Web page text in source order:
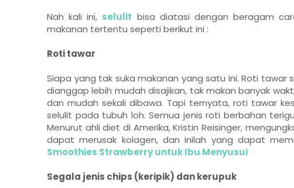
Nah kali ini, selulit bisa diatasi dengan beragam
makanan tertentu seperti berikut ini :
Roti tawar
Siapa yang tak suka makanan yang satu ini. Roti tawar
dianggap lebih mudah disajikan, tak makan banyak
dan mudah sekali dibawa. Tapi ternyata, roti tawar
selulit pada tubuh loh. Semua jenis roti berbahan
Menurut ahli diet di Amerika, Kristin Reisinger,
dapat merusak kolagen, dan inilah yang dapat
Smoothies Strawberry untuk Ibu Menyusui
Segala jenis chips (keripik) dan kerupuk